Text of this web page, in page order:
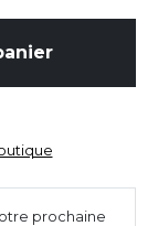
prochaine